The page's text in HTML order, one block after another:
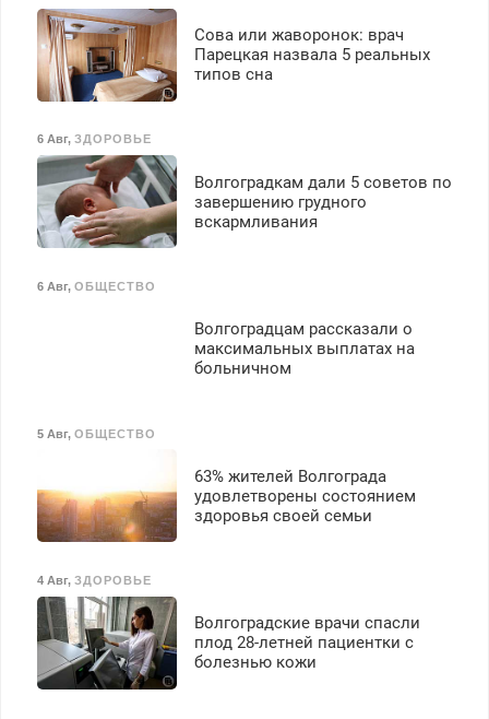
Сова или жаворонок: врач
Парецкая назвала 5 реальных
типов сна
6 Авг, ЗДОРОВЬЕ
Волгоградкам дали 5 советов по
завершению грудного
вскармливания
6 Авг, ОБЩЕСТВО
Волгоградцам рассказали о
максимальных выплатах на
больничном
5 Авг, ОБЩЕСТВО
63% жителей Волгограда
удовлетворены состоянием
здоровья своей семьи
4 Авг, ЗДОРОВЬЕ
Волгоградские врачи спасли
плод 28-летней пациентки с
болезнью кожи